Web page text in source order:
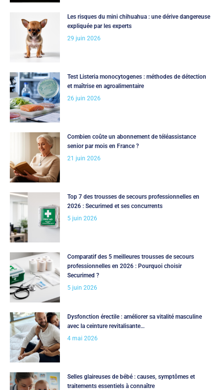
Les risques du mini chihuahua : une dérive dangereuse
expliquée par les experts
29 juin 2026
Test Listeria monocytogenes : méthodes de détection
et maîtrise en agroalimentaire
26 juin 2026
Combien coûte un abonnement de téléassistance
senior par mois en France ?
21 juin 2026
Top 7 des trousses de secours professionnelles en
2026 : Securimed et ses concurrents
5 juin 2026
Comparatif des 5 meilleures trousses de secours
professionnelles en 2026 : Pourquoi choisir
Securimed ?
5 juin 2026
Dysfonction érectile : améliorer sa vitalité masculine
avec la ceinture revitalisante…
4 mai 2026
Selles glaireuses de bébé : causes, symptômes et
traitements essentiels à connaître